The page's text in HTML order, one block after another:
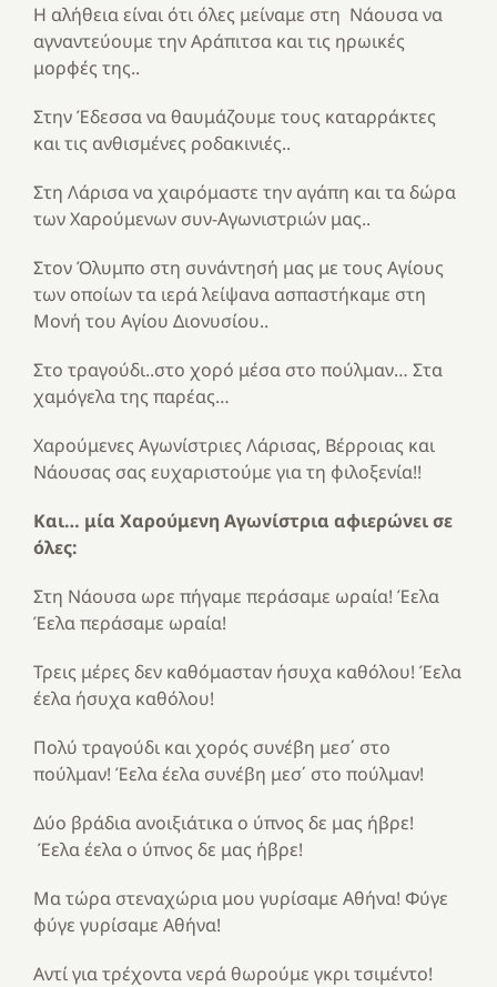
Η αλήθεια είναι ότι όλες μείναμε στη Νάουσα να
αγναντεύουμε την Αράπιτσα και τις ηρωικές
μορφές της..
Στην Έδεσσα να θαυμάζουμε τους καταρράκτες
και τις ανθισμένες ροδακινιές..
Στη Λάρισα να χαιρόμαστε την αγάπη και τα δώρα
των Χαρούμενων συν-Αγωνιστριών μας..
Στον Όλυμπο στη συνάντησή μας με τους Αγίους
των οποίων τα ιερά λείψανα ασπαστήκαμε στη
Μονή του Αγίου Διονυσίου..
Στο τραγούδι..στο χορό μέσα στο πούλμαν… Στα
χαμόγελα της παρέας…
Χαρούμενες Αγωνίστριες Λάρισας, Βέρροιας και
Νάουσας σας ευχαριστούμε για τη φιλοξενία!!
Και… μία Χαρούμενη Αγωνίστρια αφιερώνει σε
όλες:
Στη Νάουσα ωρε πήγαμε περάσαμε ωραία! Έελα
Έελα περάσαμε ωραία!
Τρεις μέρες δεν καθόμασταν ήσυχα καθόλου! Έελα
έελα ήσυχα καθόλου!
Πολύ τραγούδι και χορός συνέβη μεσ΄ στο
πούλμαν! Έελα έελα συνέβη μεσ΄ στο πούλμαν!
Δύο βράδια ανοιξιάτικα ο ύπνος δε μας ήβρε!
Έελα έελα ο ύπνος δε μας ήβρε!
Μα τώρα στεναχώρια μου γυρίσαμε Αθήνα! Φύγε
φύγε γυρίσαμε Αθήνα!
Αντί για τρέχοντα νερά θωρούμε γκρι τσιμέντο!